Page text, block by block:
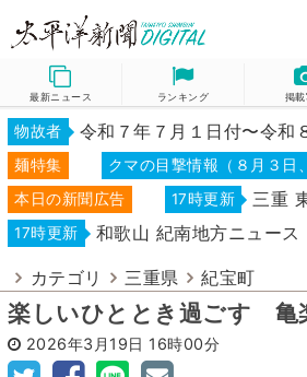
最新ニュース ランキング 掲載
物故者 令和７年７月１日付〜令和
麺特集 クマの目撃情報（８月３日
本日の新聞広告 17時更新 三重
17時更新 和歌山 紀南地方ニュース
カテゴリ 三重県 紀宝町
楽しいひととき過ごす 亀
2026年3月19日 16時00分